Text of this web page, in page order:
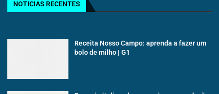
NOTICIAS RECENTES
Receita Nosso Campo: aprenda a fazer um
bolo de milho | G1